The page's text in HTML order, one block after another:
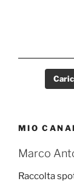
MIO
Marco
Raccolta